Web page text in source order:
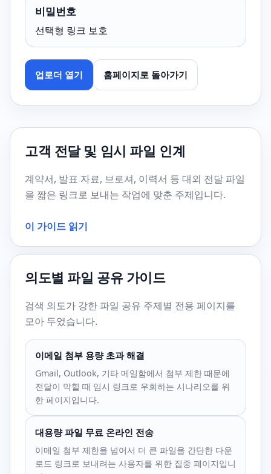
비밀번호
선택형 링크 보호
업로더 열기 홈페이지로 돌아가기
고객 전달 및 임시 파일 인계
계약서, 발표 자료, 브로셔, 이력서 등 대외 전달 파일
을 짧은 링크로 보내는 작업에 맞춘 주제입니다.
이 가이드 읽기
의도별 파일 공유 가이드
검색 의도가 강한 파일 공유 주제별 전용 페이지를
모아 두었습니다.
이메일 첨부 용량 초과 해결
Gmail, Outlook, 기타 메일함에서 첨부 제한 때문에
전달이 막힐 때 임시 링크로 우회하는 시나리오를 위
한 페이지입니다.
대용량 파일 무료 온라인 전송
이메일 첨부 제한을 넘어서 더 큰 파일을 간단한 다운
로드 링크로 보내려는 사용자를 위한 집중 페이지입니